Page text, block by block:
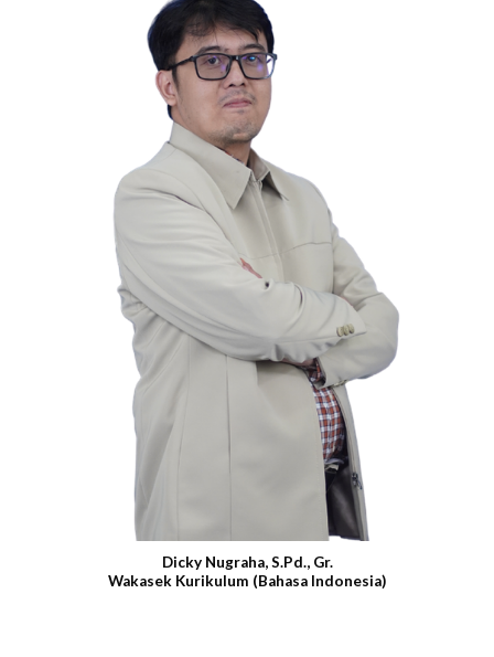
Dicky Nugraha, S.Pd., Gr.
Wakasek Kurikulum (Bahasa Indonesia)